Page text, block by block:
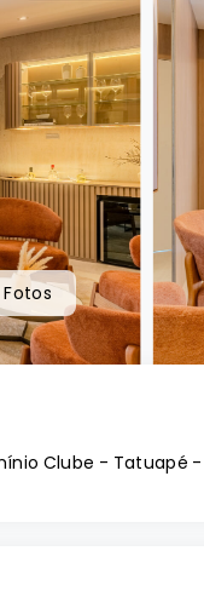
Fotos
Clube - Tatuapé -